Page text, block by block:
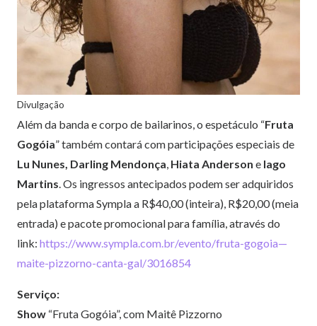
Divulgação
Além da banda e corpo de bailarinos, o espetáculo “Fruta
Gogóia” também contará com participações especiais de
Lu Nunes, Darling Mendonça, Hiata Anderson e Iago
Martins. Os ingressos antecipados podem ser adquiridos
pela plataforma Sympla a R$40,00 (inteira), R$20,00 (meia
entrada) e pacote promocional para família, através do
link: https://www.sympla.com.br/evento/fruta-gogoia—
maite-pizzorno-canta-gal/3016854
Serviço:
Show “Fruta Gogóia”, com Maitê Pizzorno